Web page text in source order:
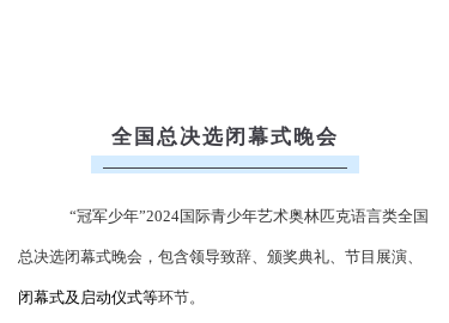
全国总决选闭幕式晚会
“冠军少年”2024国际青少年艺术奥林匹克语言类全国
总决选闭幕式晚会，包含领导致辞、颁奖典礼、节目展演、
闭幕式及启动仪式等环节。